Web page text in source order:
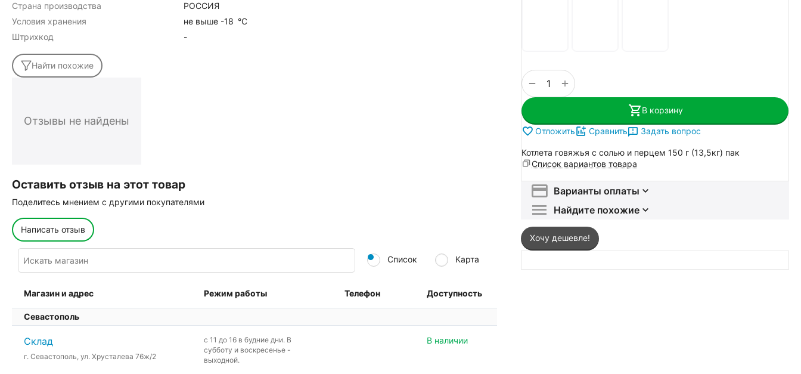
+
−
В корзину
Отложить Сравнить Задать вопрос
Котлета говяжья с солью и перцем 150 г (13,5кг) пак
Список вариантов товара
Варианты оплаты
Найдите похожие
Страна производства
РОССИЯ
Условия хранения
не выше -18 °C
Штрихкод
-
Найти похожие
Отзывы не найдены
Оставить отзыв на этот товар
Поделитесь мнением с другими покупателями
Написать отзыв
Список Карта
Магазин и адрес Режим работы Телефон Доступность
Севастополь
Склад
г. Севастополь, ул. Хрусталева 76ж/2
c 11 до 16 в будние дни. В
субботу и воскресенье -
выходной.
В наличии
Хочу дешевле!